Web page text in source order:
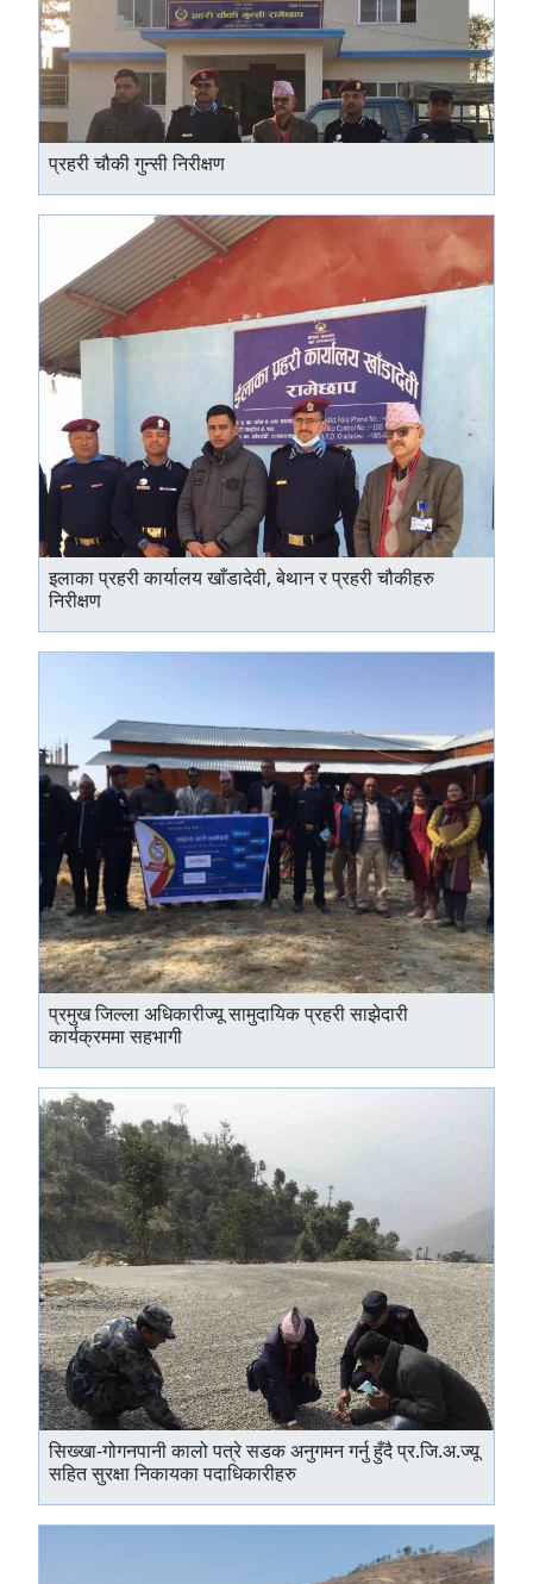
प्रहरी चौकी गुन्सी निरीक्षण
इलाका प्रहरी कार्यालय खाँडादेवी, बेथान र प्रहरी चौकीहरु
निरीक्षण
प्रमुख जिल्ला अधिकारीज्यू सामुदायिक प्रहरी साझेदारी
कार्यक्रममा सहभागी
सिख्खा-गोगनपानी कालो पत्रे सडक अनुगमन गर्नु हुँदै प्र.जि.अ.ज्यू
सहित सुरक्षा निकायका पदाधिकारीहरु